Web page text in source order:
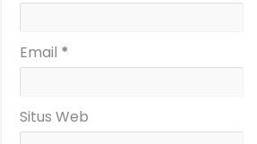
Email *
Situs Web